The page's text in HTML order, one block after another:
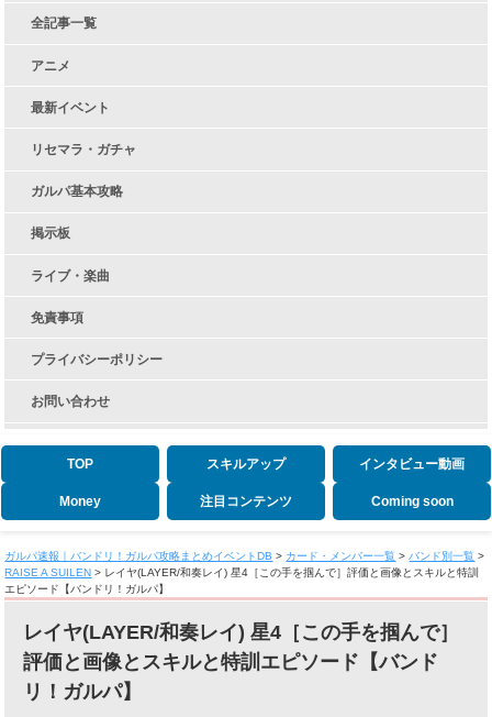
全記事一覧
アニメ
最新イベント
リセマラ・ガチャ
ガルパ基本攻略
掲示板
ライブ・楽曲
免責事項
プライバシーポリシー
お問い合わせ
TOP スキルアップ インタビュー動画
Money 注目コンテンツ Coming soon
ガルパ速報｜バンドリ！ガルパ攻略まとめイベントDB > カード・メンバー一覧 > バンド別一覧 >
RAISE A SUILEN > レイヤ(LAYER/和奏レイ) 星4［この手を掴んで］評価と画像とスキルと特訓
エピソード【バンドリ！ガルパ】
レイヤ(LAYER/和奏レイ) 星4［この手を掴んで］
評価と画像とスキルと特訓エピソード【バンド
リ！ガルパ】